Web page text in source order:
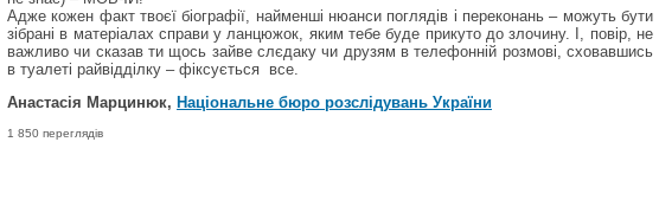
Адже кожен факт твоєї біографії, найменші нюанси поглядів і переконань – можуть бути
зібрані в матеріалах справи у ланцюжок, яким тебе буде прикуто до злочину. І, повір, не
важливо чи сказав ти щось зайве слєдаку чи друзям в телефонній розмові, сховавшись
в туалеті райвідділку – фіксується все.
Анастасія Марцинюк, Національне бюро розслідувань України
1 850 переглядів